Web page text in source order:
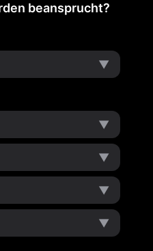
beansprucht?
▼
▼
▼
▼
▼